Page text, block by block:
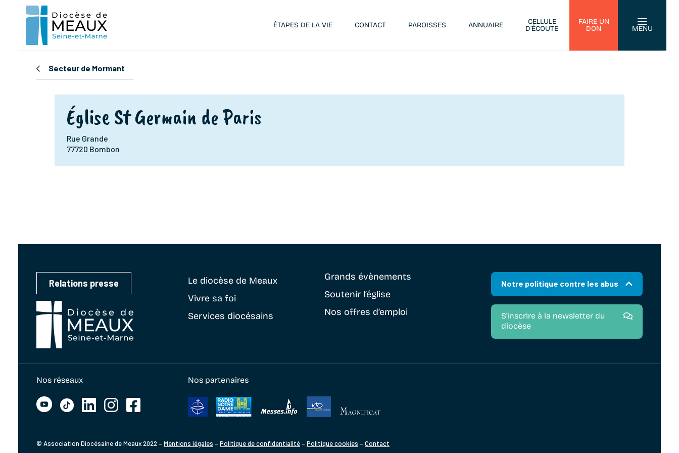
ÉTAPES DE LA VIE CONTACT PAROISSES ANNUAIRE
CELLULE
D’ÉCOUTE
FAIRE UN
DON
MENU
Secteur de Mormant
Église St Germain de Paris
Rue Grande
77720 Bombon
Relations presse Le diocèse de Meaux
Vivre sa foi
Services diocésains
Grands évènements
Soutenir l’église
Nos offres d’emploi
Notre politique contre les abus
S'inscrire à la newsletter du
diocèse
Nos réseaux Nos partenaires
© Association Diocésaine de Meaux 2022 – Mentions légales – Politique de confidentialité – Politique cookies – Contact